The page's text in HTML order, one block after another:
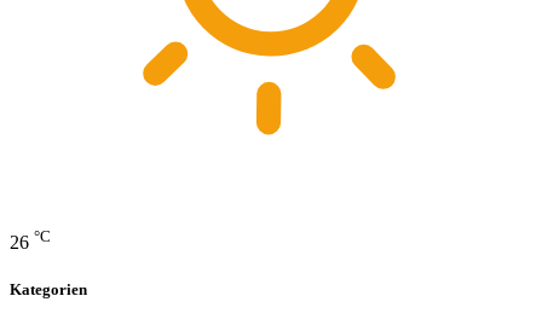
26 °C
Kategorien